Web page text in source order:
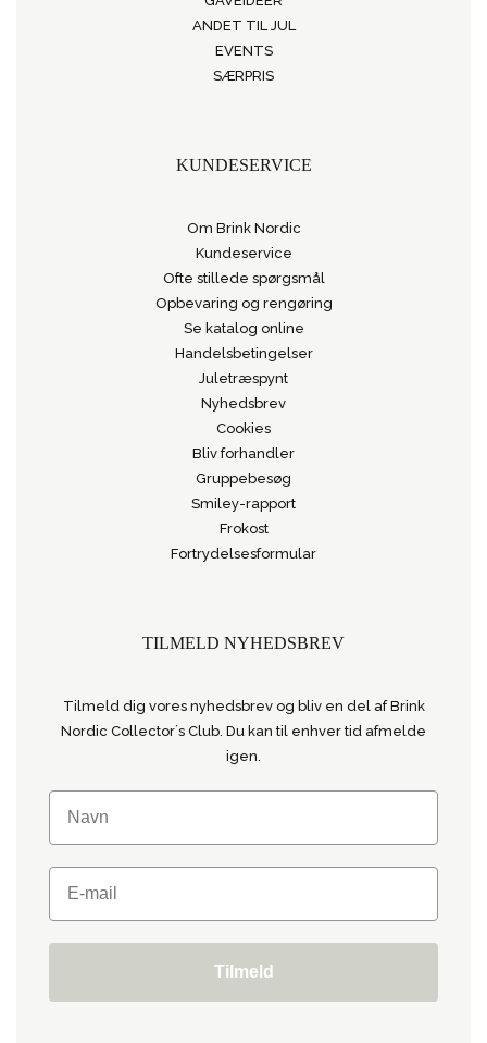
ANDET TIL JUL
EVENTS
SÆRPRIS
KUNDESERVICE
Om Brink Nordic
Kundeservice
Ofte stillede spørgsmål
Opbevaring og rengøring
Se katalog online
Handelsbetingelser
Juletræspynt
Nyhedsbrev
Cookies
Bliv forhandler
Gruppebesøg
Smiley-rapport
Frokost
Fortrydelsesformular
TILMELD NYHEDSBREV
Tilmeld dig vores nyhedsbrev og bliv en del af Brink
Nordic Collector´s Club. Du kan til enhver tid afmelde
igen.
Tilmeld